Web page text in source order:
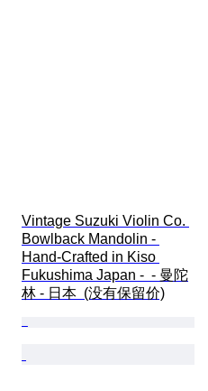
Vintage Suzuki Violin Co.
Bowlback Mandolin -
Hand-Crafted in Kiso
Fukushima Japan -  - 曼陀
林 - 日本  (没有保留价)